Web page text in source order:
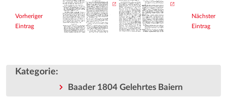
Vorheriger
Eintrag
Nächster
Eintrag
Kategorie:
Baader 1804 Gelehrtes Baiern